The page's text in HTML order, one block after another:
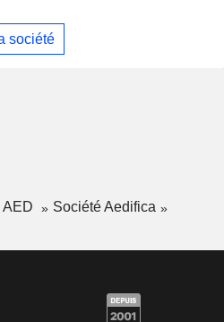
société
AED
Société Aedifica